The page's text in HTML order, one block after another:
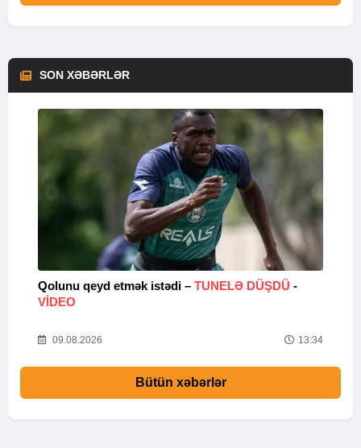
SON XƏBƏRLƏR
Qolunu qeyd etmək istədi – TUNELƏ DÜŞDÜ -
VİDEO
09.08.2026 13:34
Bütün xəbərlər